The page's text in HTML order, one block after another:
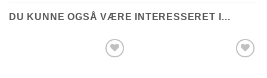
DU KUNNE OGSÅ VÆRE INTERESSERET I…